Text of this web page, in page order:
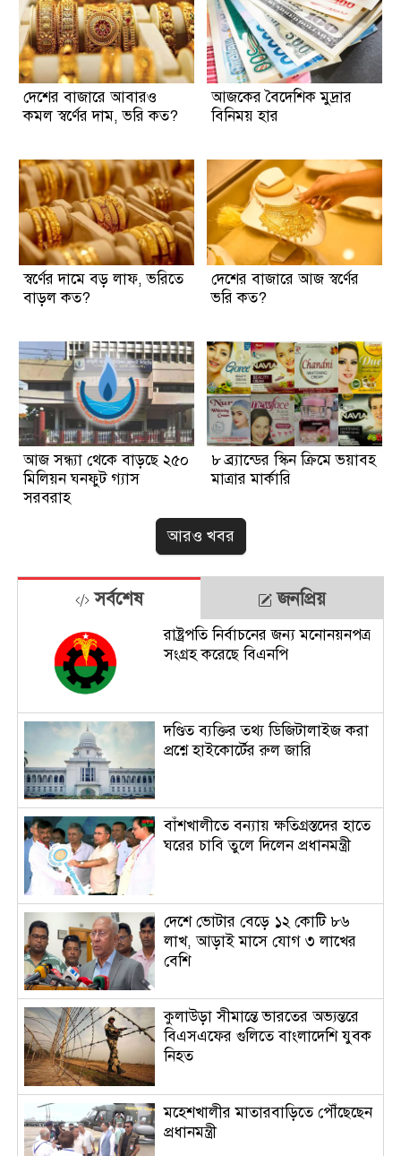
দেশের বাজারে আবারও
কমল স্বর্ণের দাম, ভরি কত?
আজকের বৈদেশিক মুদ্রার
বিনিময় হার
স্বর্ণের দামে বড় লাফ, ভরিতে
বাড়ল কত?
দেশের বাজারে আজ স্বর্ণের
ভরি কত?
আজ সন্ধ্যা থেকে বাড়ছে ২৫০
মিলিয়ন ঘনফুট গ্যাস
সরবরাহ
৮ ব্র্যান্ডের স্কিন ক্রিমে ভয়াবহ
মাত্রার মার্কারি
আরও খবর
সর্বশেষ জনপ্রিয়
রাষ্ট্রপতি নির্বাচনের জন্য মনোনয়নপত্র
সংগ্রহ করেছে বিএনপি
দণ্ডিত ব্যক্তির তথ্য ডিজিটালাইজ করা
প্রশ্নে হাইকোর্টের রুল জারি
বাঁশখালীতে বন্যায় ক্ষতিগ্রস্তদের হাতে
ঘরের চাবি তুলে দিলেন প্রধানমন্ত্রী
দেশে ভোটার বেড়ে ১২ কোটি ৮৬
লাখ, আড়াই মাসে যোগ ৩ লাখের
বেশি
কুলাউড়া সীমান্তে ভারতের অভ্যন্তরে
বিএসএফের গুলিতে বাংলাদেশি যুবক
নিহত
মহেশখালীর মাতারবাড়িতে পৌঁছেছেন
প্রধানমন্ত্রী